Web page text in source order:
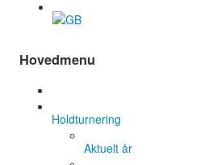
Hovedmenu
Holdturnering
Aktuelt år